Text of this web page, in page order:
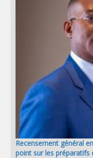
Recensement général
point sur les préparatifs